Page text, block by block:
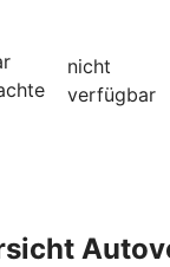
nicht
verfügbar